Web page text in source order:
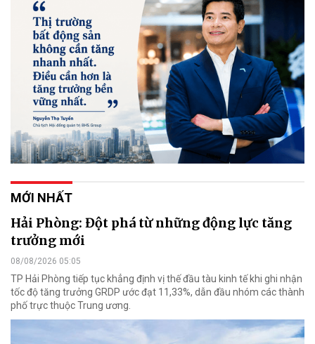
MỚI NHẤT
Hải Phòng: Đột phá từ những động lực tăng
trưởng mới
08/08/2026 05:05
TP Hải Phòng tiếp tục khẳng định vị thế đầu tàu kinh tế khi ghi nhận
tốc độ tăng trưởng GRDP ước đạt 11,33%, dẫn đầu nhóm các thành
phố trực thuộc Trung ương.